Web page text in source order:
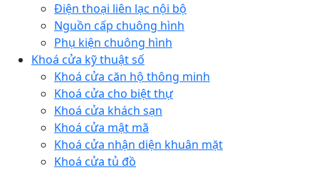
Điện thoại liên lạc nội bộ
Nguồn cấp chuông hình
Phụ kiện chuông hình
Khoá cửa kỹ thuật số
Khoá cửa căn hộ thông minh
Khoá cửa cho biệt thự
Khoá cửa khách sạn
Khoá cửa mật mã
Khoá cửa nhận diện khuân mặt
Khoá cửa tủ đồ